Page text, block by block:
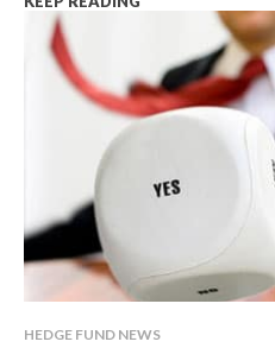
HEDGE FUND NEWS